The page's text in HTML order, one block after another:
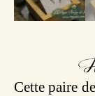
Cette paire